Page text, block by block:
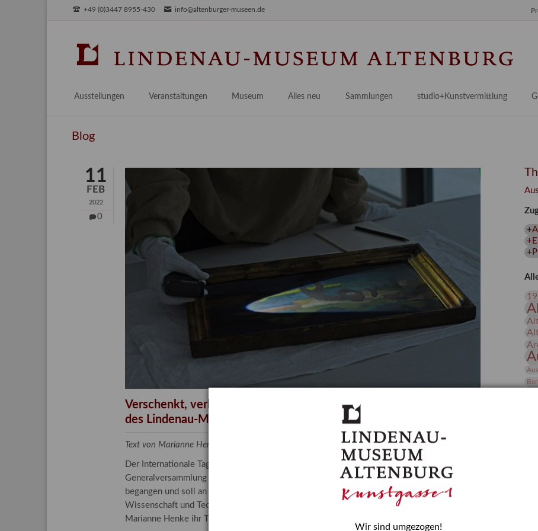
+49 (0)3447 8955-430 info@altenburger-museen.de
Ausstellungen
Aktuell
Veranstaltungen Museum
Praktikum / Praxisprojekt
Bestandskataloge & Editionen
Gesamtverzeichnis
Kalender
Alles neu
Provenienzforschung
Kulturelle Vermittlung
Länderübergreifende kulturtouristische Ziele
Sammlungen
Malerei 17.–19. Jh.
Deutsche Malerei 20./21. Jh.
Grafische Sammlung
Kunstbibliothek
Restaurierung
Forschung
studio+Kunstvermittlung
Angebote für Erwachsene
Angebote für Kitas
Blog
11
FEB
2022
0
Verschenkt, verkauft, vergessen? – Kunstdetektivinnen im Dienste
des Lindenau-Museums
Text von Marianne Henke, Provenienzforscherin am Lindenau-Museum Altenburg
Der Internationale Tag der Frauen und Mädchen in der Wissenschaft wurde 2015 in der
Generalversammlung der Vereinten Nationen beschlossen. Er wird jährlich am 11. Februar
begangen und soll an die entscheidende Rolle erinnern, die Mädchen und Frauen in
Wissenschaft und Technologie spielen. In ihrem Blogbeitrag stellt Provenienzforscherin
Marianne Henke ihr Tätigkeitsfeld vor.
Wir sind umgezogen!